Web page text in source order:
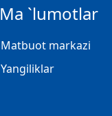
Ma `lumotlar
Matbuot markazi
Yangiliklar